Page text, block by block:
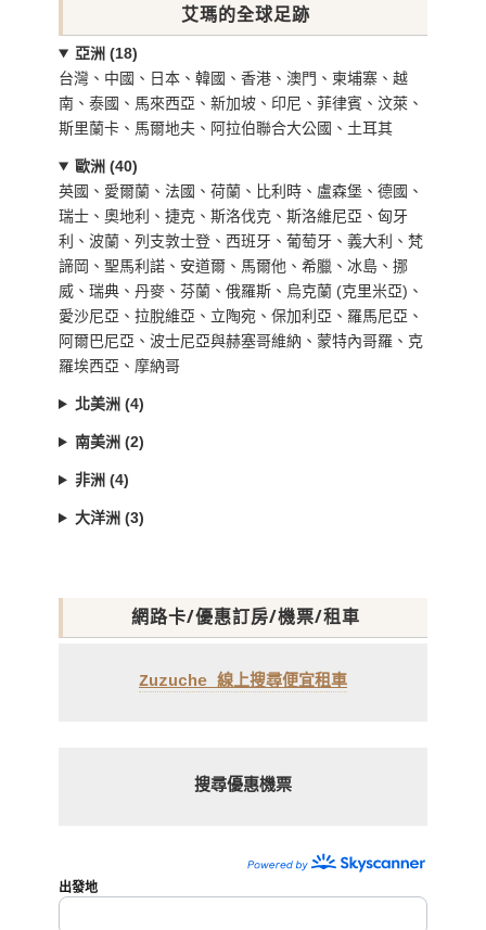
艾瑪的全球足跡
亞洲 (18)
台灣、中國、日本、韓國、香港、澳門、柬埔寨、越
南、泰國、馬來西亞、新加坡、印尼、菲律賓、汶萊、
斯里蘭卡、馬爾地夫、阿拉伯聯合大公國、土耳其
歐洲 (40)
英國、愛爾蘭、法國、荷蘭、比利時、盧森堡、德國、
瑞士、奧地利、捷克、斯洛伐克、斯洛維尼亞、匈牙
利、波蘭、列支敦士登、西班牙、葡萄牙、義大利、梵
諦岡、聖馬利諾、安道爾、馬爾他、希臘、冰島、挪
威、瑞典、丹麥、芬蘭、俄羅斯、烏克蘭 (克里米亞)、
愛沙尼亞、拉脫維亞、立陶宛、保加利亞、羅馬尼亞、
阿爾巴尼亞、波士尼亞與赫塞哥維納、蒙特內哥羅、克
羅埃西亞、摩納哥
北美洲 (4)
南美洲 (2)
非洲 (4)
大洋洲 (3)
網路卡/優惠訂房/機票/租車
Zuzuche 線上搜尋便宜租車
搜尋優惠機票